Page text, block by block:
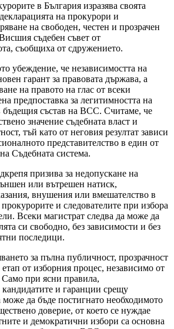
в България изразява своята
на прокурори и
на свободен, честен и прозрачен
съдебен съвет от
съобщиха от сдружението.
убеждение, че независимостта на
гарант за правовата държава, а
на правото на глас от всеки
предпоставка за легитимността на
бъдещия състав на ВСС. Считаме, че
значение съдебната власт и
тъй като от неговия резултат зависи
представителство в един от
Съдебната система.
призива за недопускане на
или вътрешен натиск,
внушения или вмешателство в
и следователите при избора
Всеки магистрат следва да може да
си свободно, без зависимости и без
последици.
за пълна публичност, прозрачност
от изборния процес, независимо от
Само при ясни правила,
кандидатите и гаранции срещу
да бъде постигнато необходимото
доверие, от което се нуждае
и демократични избори са основна